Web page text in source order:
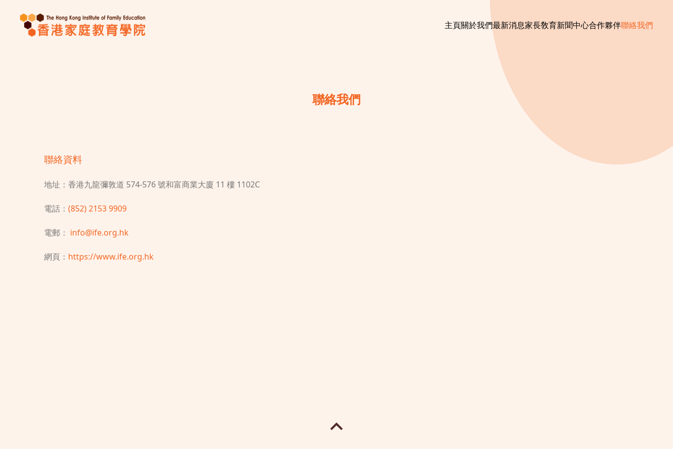
主頁關於我們最新消息家長敎育新聞中心合作夥伴聯絡我們
聯絡我們
聯絡資料
地址：香港九龍彌敦道 574-576 號和富商業大廈 11 樓 1102C
電話： (852) 2153 9909
電郵： info@ife.org.hk
網頁： https://www.ife.org.hk